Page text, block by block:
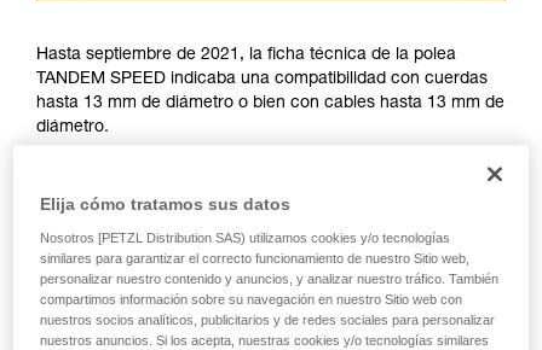
consultarlo. Usted debe comprender la
información de la ficha técnica para poder
comprender este complemento informativo.
ejecutar estas técnicas, solo y con total
seguridad, antes de ejecutarlas de forma
autónoma.
Damos ejemplos de técnicas relacionadas con
su actividad. Pueden existir otras que no
describimos aquí.
Hasta septiembre de 2021, la ficha técnica de la polea
TANDEM SPEED indicaba una compatibilidad con cuerdas
hasta 13 mm de diámetro o bien con cables hasta 13 mm de
diámetro.
cable se ha enmarcado en la norma EN 17109, que afecta
únicamente a los Recorridos Acrobáticos en Altura. La
TANDEM SPEED no cumple con dos criterios de esta norma:
el ser imperdible y la protección de los dedos. No existe
ninguna otra referencia normativa EPI que cubra la
utilización de polea en cable.
Elija cómo tratamos sus datos
Nosotros [PETZL Distribution SAS) utilizamos cookies y/o tecnologías
similares para garantizar el correcto funcionamiento de nuestro Sitio web,
personalizar nuestro contenido y anuncios, y analizar nuestro tráfico. También
compartimos información sobre su navegación en nuestro Sitio web con
nuestros socios analíticos, publicitarios y de redes sociales para personalizar
nuestros anuncios. Si los acepta, nuestras cookies y/o tecnologías similares